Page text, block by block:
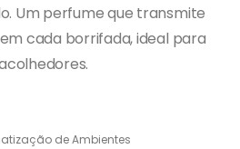
Um perfume que transmite
cada borrifada, ideal para
de Ambientes